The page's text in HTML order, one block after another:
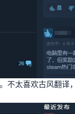
不太喜欢古风翻译